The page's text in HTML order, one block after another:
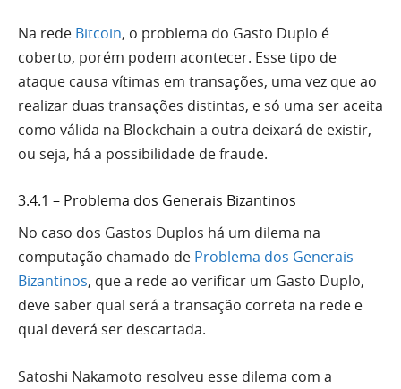
Na rede Bitcoin, o problema do Gasto Duplo é
coberto, porém podem acontecer. Esse tipo de
ataque causa vítimas em transações, uma vez que ao
realizar duas transações distintas, e só uma ser aceita
como válida na Blockchain a outra deixará de existir,
ou seja, há a possibilidade de fraude.
3.4.1 – Problema dos Generais Bizantinos
No caso dos Gastos Duplos há um dilema na
computação chamado de Problema dos Generais
Bizantinos, que a rede ao verificar um Gasto Duplo,
deve saber qual será a transação correta na rede e
qual deverá ser descartada.
Satoshi Nakamoto resolveu esse dilema com a